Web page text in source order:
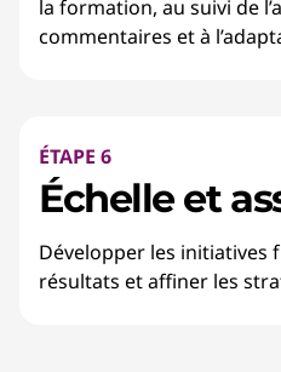
la formation, au suivi de
commentaires et à
ÉTAPE 6
Échelle et
Développer les initiatives
résultats et affiner les